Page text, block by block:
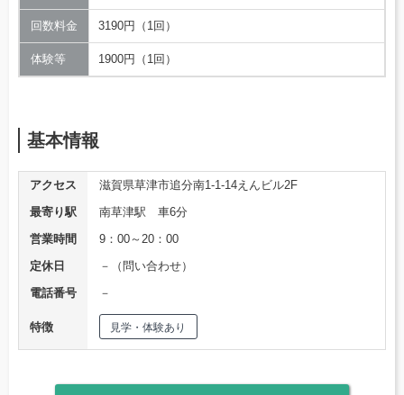
回数料金 3190円（1回）
体験等 1900円（1回）
基本情報
アクセス
滋賀県草津市追分南1-1-14えんビル2F
最寄り駅
南草津駅 車6分
営業時間
9：00～20：00
定休日
－（問い合わせ）
電話番号
－
特徴 見学・体験あり